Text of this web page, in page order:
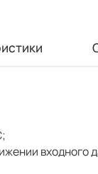
входного